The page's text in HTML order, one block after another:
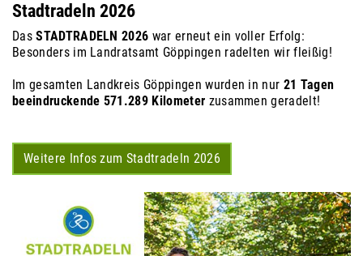
Stadtradeln 2026
DasSTADTRADELN 2026 war erneut ein voller Erfolg:
Besonders im Landratsamt Göppingen radelten wir fleißig!
Im gesamten Landkreis Göppingen wurden in nur 21 Tagen
beeindruckende 571.289 Kilometer zusammen geradelt!
Weitere Infos zum Stadtradeln 2026